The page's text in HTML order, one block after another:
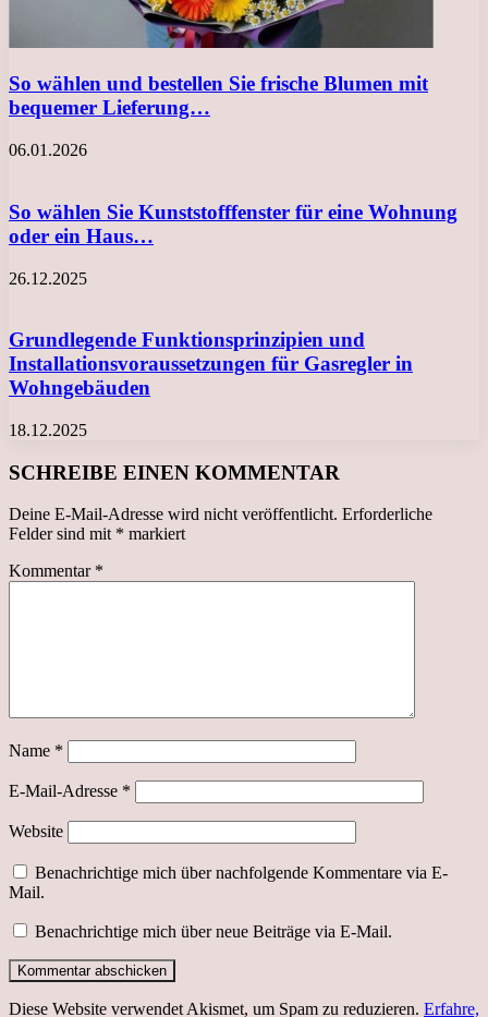
So wählen und bestellen Sie frische Blumen mit
bequemer Lieferung…
06.01.2026
So wählen Sie Kunststofffenster für eine Wohnung
oder ein Haus…
26.12.2025
Grundlegende Funktionsprinzipien und
Installationsvoraussetzungen für Gasregler in
Wohngebäuden
18.12.2025
SCHREIBE EINEN KOMMENTAR
Deine E-Mail-Adresse wird nicht veröffentlicht. Erforderliche
Felder sind mit * markiert
Kommentar *
Name *
E-Mail-Adresse *
Website
Benachrichtige mich über nachfolgende Kommentare via E-
Mail.
Benachrichtige mich über neue Beiträge via E-Mail.
Diese Website verwendet Akismet, um Spam zu reduzieren. Erfahre,